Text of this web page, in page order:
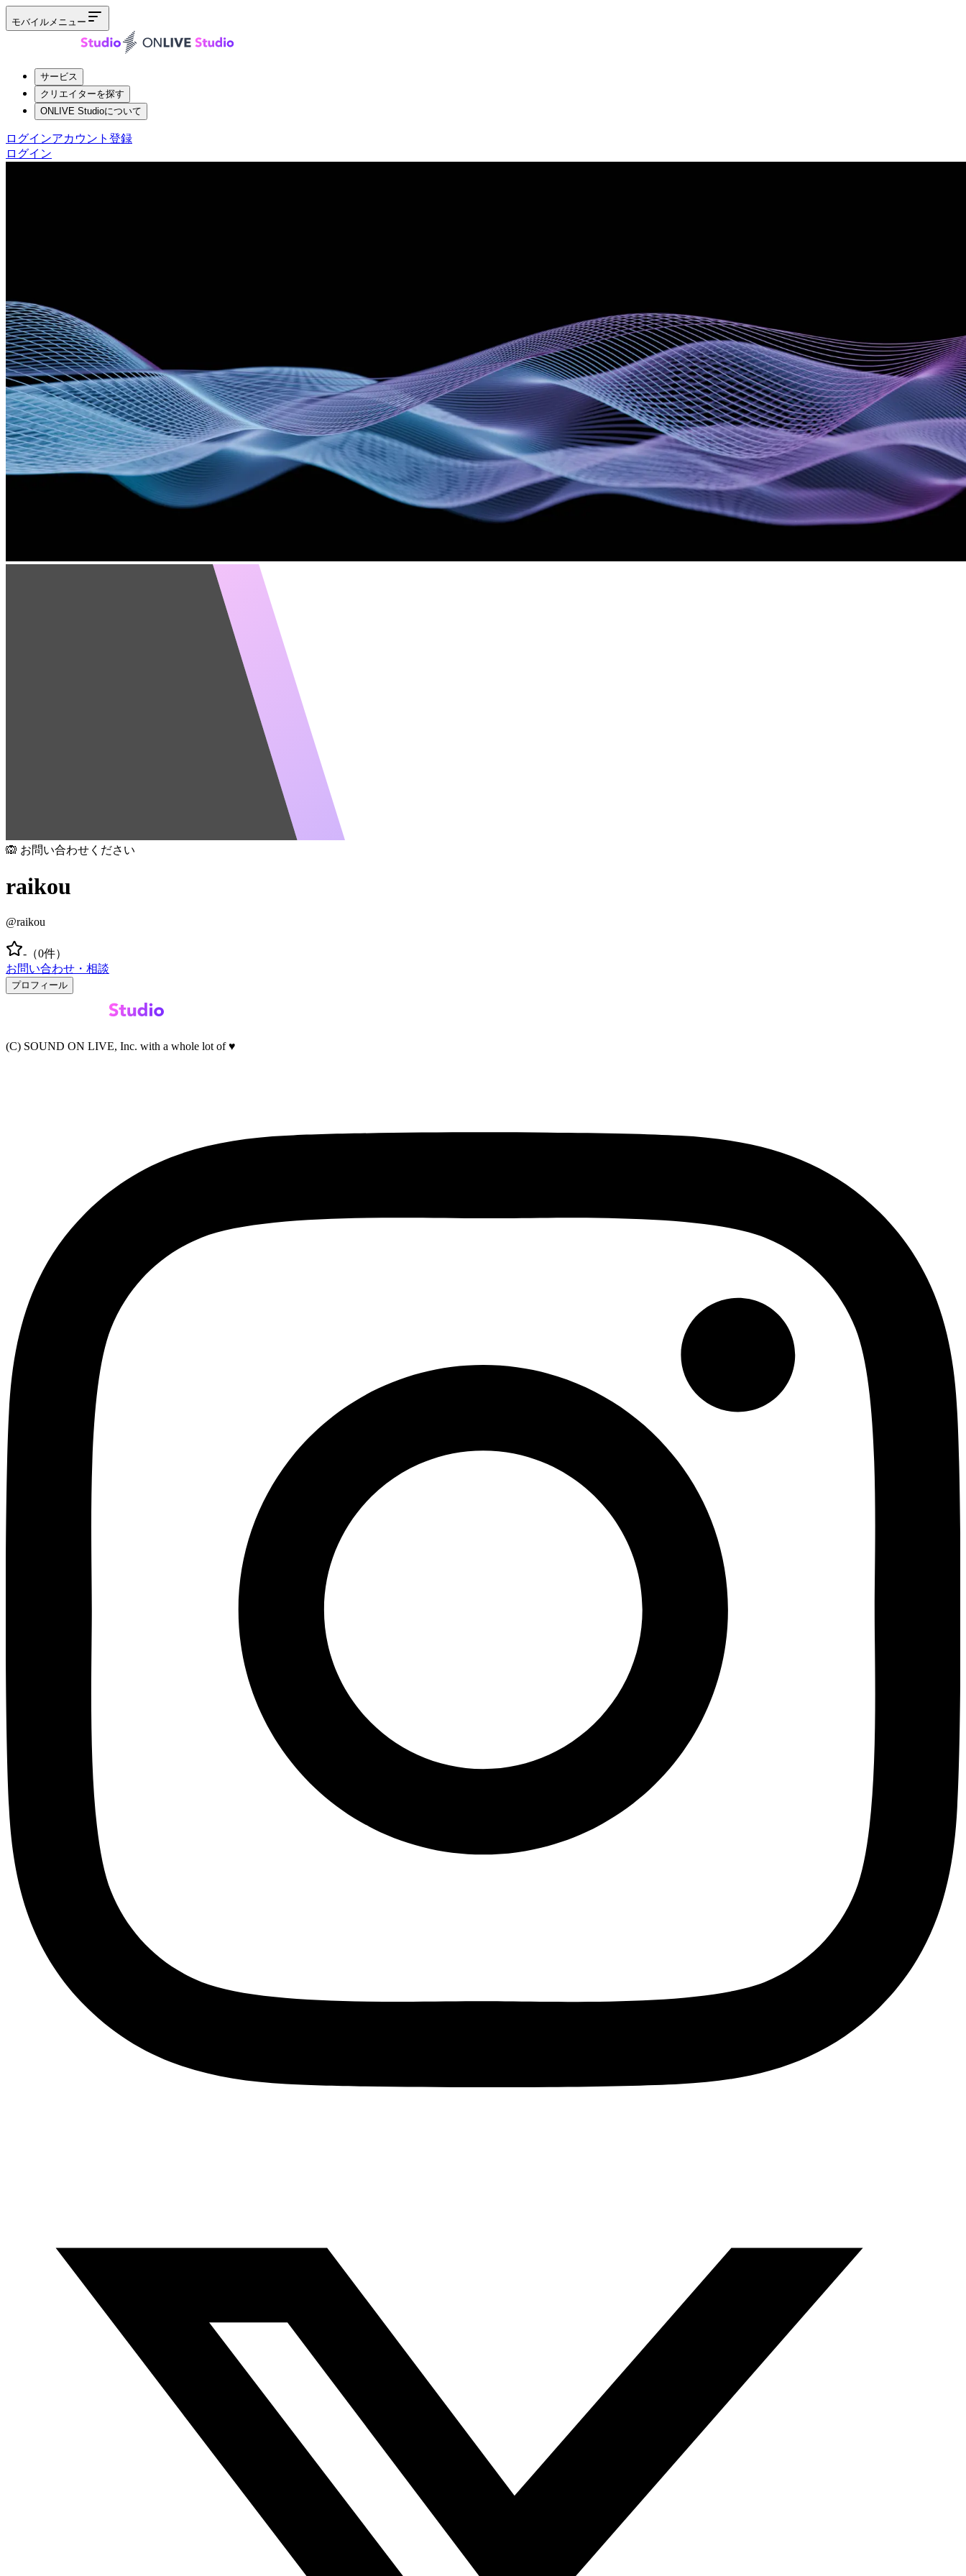
モバイルメニュー
サービス
クリエイターを探す
ONLIVE Studioについて
ログインアカウント登録
ログイン
🙉 お問い合わせください
raikou
@raikou
- （0件）
お問い合わせ・相談
プロフィール
(C) SOUND ON LIVE, Inc. with a whole lot of ♥